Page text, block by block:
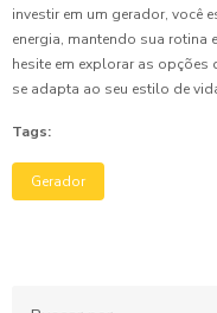
investir em um gerador, você
energia, mantendo sua rotina
hesite em explorar as
se adapta ao seu estilo de
Tags:
Gerador